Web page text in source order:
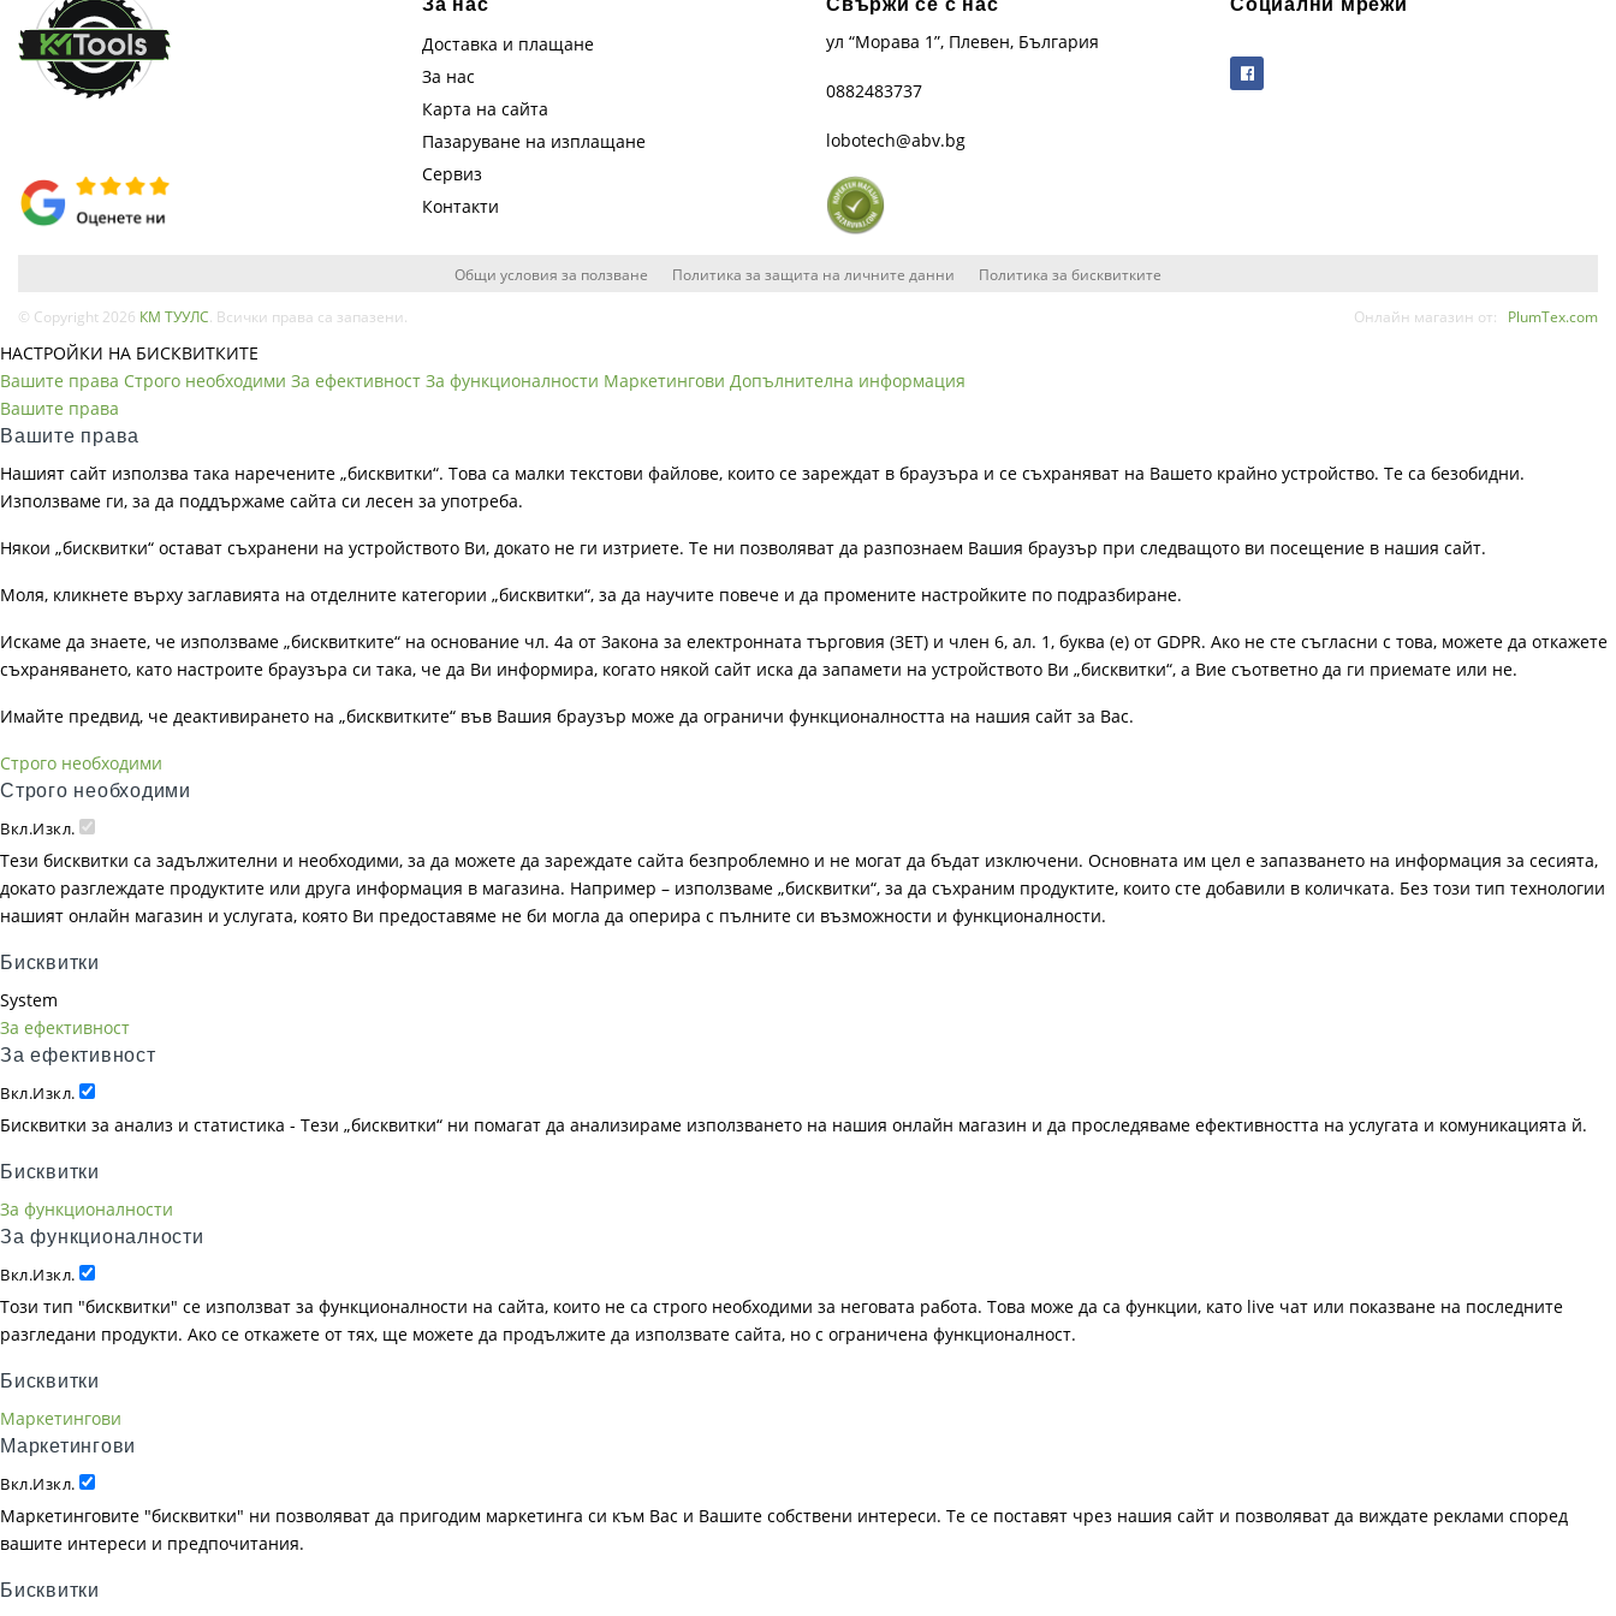
За нас
Доставка и плащане
За нас
Карта на сайта
Пазаруване на изплащане
Сервиз
Контакти
Свържи се с нас
ул “Морава 1”, Плевен, България
0882483737
lobotech@abv.bg
Социални мрежи
Общи условия за ползване Политика за защита на личните данни Политика за бисквитките
© Copyright 2026 КМ ТУУЛС . Всички права са запазени. Онлайн магазин от: PlumTex.com
НАСТРОЙКИ НА БИСКВИТКИТЕ
Вашите права Строго необходими За ефективност За функционалности Маркетингови Допълнителна информация
Вашите права
Вашите права
Нашият сайт използва така наречените „бисквитки“. Това са малки текстови файлове, които се зареждат в браузъра и се съхраняват на Вашето крайно устройство. Те са безобидни.
Използваме ги, за да поддържаме сайта си лесен за употреба.
Някои „бисквитки“ остават съхранени на устройството Ви, докато не ги изтриете. Те ни позволяват да разпознаем Вашия браузър при следващото ви посещение в нашия сайт.
Моля, кликнете върху заглавията на отделните категории „бисквитки“, за да научите повече и да промените настройките по подразбиране.
Искаме да знаете, че използваме „бисквитките“ на основание чл. 4а от Закона за електронната търговия (ЗЕТ) и член 6, ал. 1, буква (е) от GDPR. Ако не сте съгласни с това, можете да откажете
съхраняването, като настроите браузъра си така, че да Ви информира, когато някой сайт иска да запамети на устройството Ви „бисквитки“, а Вие съответно да ги приемате или не.
Имайте предвид, че деактивирането на „бисквитките“ във Вашия браузър може да ограничи функционалността на нашия сайт за Вас.
Строго необходими
Строго необходими
Вкл.Изкл.
Тези бисквитки са задължителни и необходими, за да можете да зареждате сайта безпроблемно и не могат да бъдат изключени. Основната им цел е запазването на информация за сесията,
докато разглеждате продуктите или друга информация в магазина. Например – използваме „бисквитки“, за да съхраним продуктите, които сте добавили в количката. Без този тип технологии
нашият онлайн магазин и услугата, която Ви предоставяме не би могла да оперира с пълните си възможности и функционалности.
Бисквитки
System
За ефективност
За ефективност
Вкл.Изкл.
Бисквитки за анализ и статистика - Тези „бисквитки“ ни помагат да анализираме използването на нашия онлайн магазин и да проследяваме ефективността на услугата и комуникацията й.
Бисквитки
За функционалности
За функционалности
Вкл.Изкл.
Този тип "бисквитки" се използват за функционалности на сайта, които не са строго необходими за неговата работа. Това може да са функции, като live чат или показване на последните
разгледани продукти. Ако се откажете от тях, ще можете да продължите да използвате сайта, но с ограничена функционалност.
Бисквитки
Маркетингови
Маркетингови
Вкл.Изкл.
Маркетинговите "бисквитки" ни позволяват да пригодим маркетинга си към Вас и Вашите собствени интереси. Те се поставят чрез нашия сайт и позволяват да виждате реклами според
вашите интереси и предпочитания.
Бисквитки